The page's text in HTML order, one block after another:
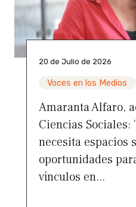
20 de Julio de 2026
Voces en los Medios
Amaranta Alfaro,
Ciencias Sociales:
necesita espacios
oportunidades
vínculos en...